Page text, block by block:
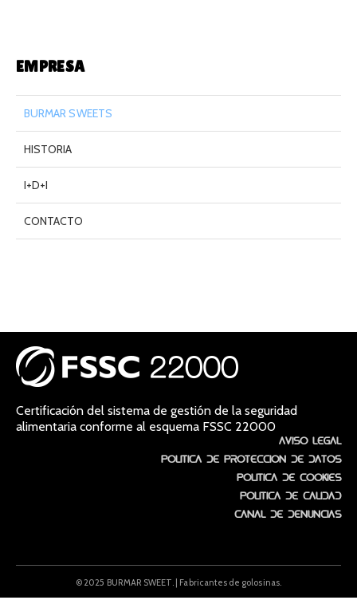
EMPRESA
BURMAR SWEETS
HISTORIA
I+D+I
CONTACTO
Certificación del sistema de gestión de la seguridad
alimentaria conforme al esquema FSSC 22000
Aviso Legal
Política de protección de datos
Política de Cookies
Política de Calidad
Canal de denuncias
© 2025 BURMAR SWEET. | Fabricantes de golosinas.